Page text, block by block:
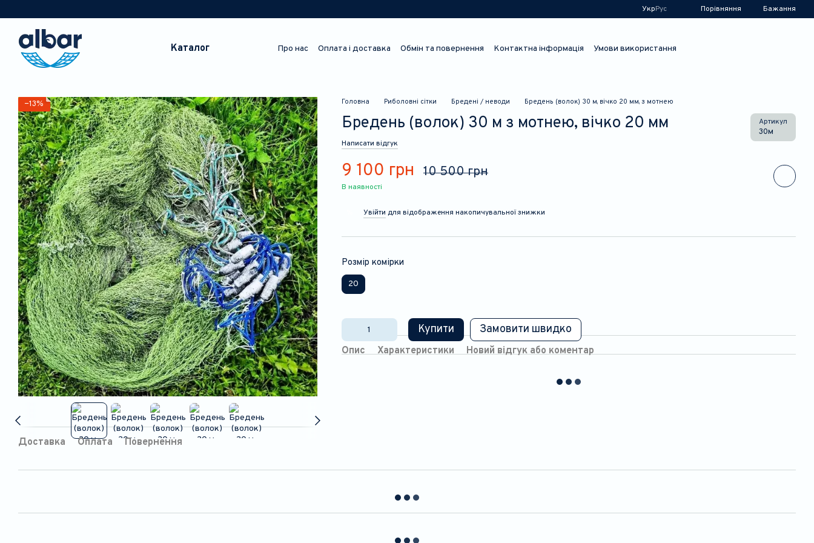
УкрРус Порівняння Бажання
Каталог Про нас Оплата і доставка Обмін та повернення Контактна інформація
Умови використання
−13%
Доставка Оплата Повернення
Головна Риболовні сітки Бредені / неводи Бредень (волок) 30 м, вічко 20 мм, з мотнею
Бредень (волок) 30 м з мотнею, вічко 20 мм
Артикул
30м
Написати відгук
9 100 грн 10 500 грн
В наявності
Увійти для відображення накопичувальної знижки
Розмір комірки
20
Купити Замовити швидко
Опис Характеристики Новий відгук або коментар